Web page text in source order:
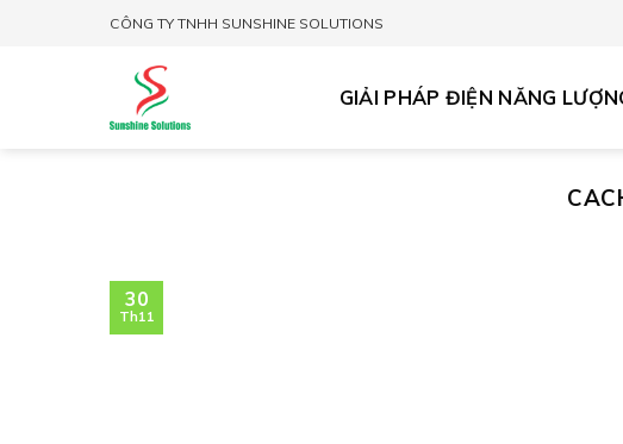
CÔNG TY TNHH SUNSHINE SOLUTIONS
GIẢI PHÁP ĐIỆN NĂNG
30
Th11